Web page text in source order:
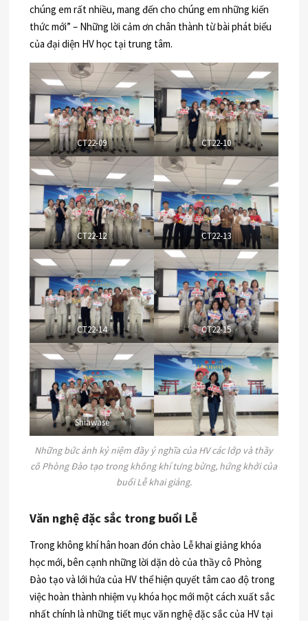
chúng em rất nhiều, mang đến cho chúng em những kiến
thức mới” – Những lời cảm ơn chân thành từ bài phát biểu
của đại diện HV học tại trung tâm.
CT22-09 CT22-10
CT22-12 CT22-13
CT22-14 CT22-15
Shiawase
Những bức ảnh kỷ niệm đầy ý nghĩa của HV các lớp và thầy
cô Phòng Đào tạo trong không khí tưng bừng, hứng khởi của
buổi Lễ khai giảng.
Văn nghệ đặc sắc trong buổi Lễ
Trong không khí hân hoan đón chào Lễ khai giảng khóa
học mới, bên cạnh những lời dặn dò của thầy cô Phòng
Đào tạo và lới hứa của HV thể hiện quyết tâm cao độ trong
việc hoàn thành nhiệm vụ khóa học mới một cách xuất sắc
nhất chính là những tiết mục văn nghệ đặc sắc của HV tại